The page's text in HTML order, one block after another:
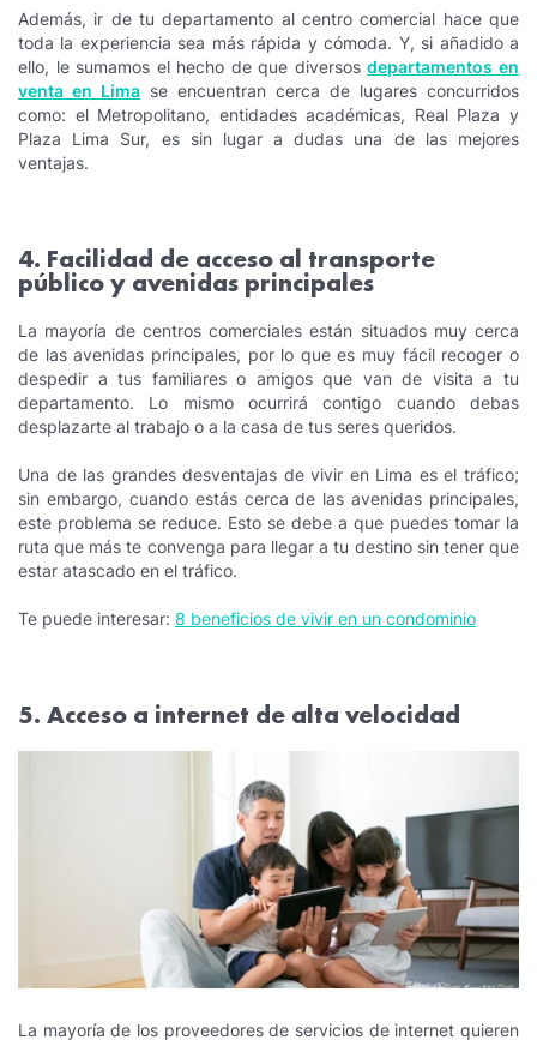
Además, ir de tu departamento al centro comercial hace que
toda la experiencia sea más rápida y cómoda. Y, si añadido a
ello, le sumamos el hecho de que diversosdepartamentos en
venta en Lima se encuentran cerca de lugares concurridos
como: el Metropolitano, entidades académicas, Real Plaza y
Plaza Lima Sur, es sin lugar a dudas una de las mejores
ventajas.
4. Facilidad de acceso al transporte
público y avenidas principales
La mayoría de centros comerciales están situados muy cerca
de las avenidas principales, por lo que es muy fácil recoger o
despedir a tus familiares o amigos que van de visita a tu
departamento. Lo mismo ocurrirá contigo cuando debas
desplazarte al trabajo o a la casa de tus seres queridos.
Una de las grandes desventajas de vivir en Lima es el tráfico;
sin embargo, cuando estás cerca de las avenidas principales,
este problema se reduce. Esto se debe a que puedes tomar la
ruta que más te convenga para llegar a tu destino sin tener que
estar atascado en el tráfico.
Te puede interesar: 8 beneficios de vivir en un condominio
5. Acceso a internet de alta velocidad
La mayoría de los proveedores de servicios de internet quieren